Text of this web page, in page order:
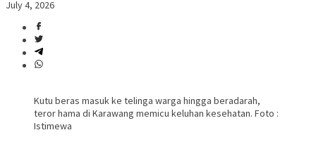
July 4, 2026
Kutu beras masuk ke telinga warga hingga beradarah,
teror hama di Karawang memicu keluhan kesehatan. Foto :
Istimewa